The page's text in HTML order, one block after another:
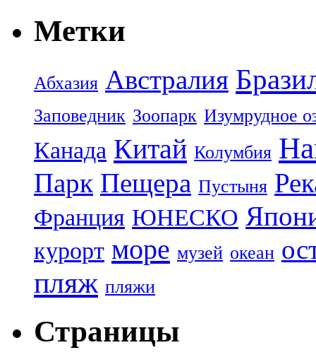
Метки
Абхазия Австралия
Заповедник Зоопарк Изумрудное
Канада Китай Колумбия
Парк Пещера Пустыня
Франция ЮНЕСКО
курорт море музей океан
пляж пляжи
Страницы